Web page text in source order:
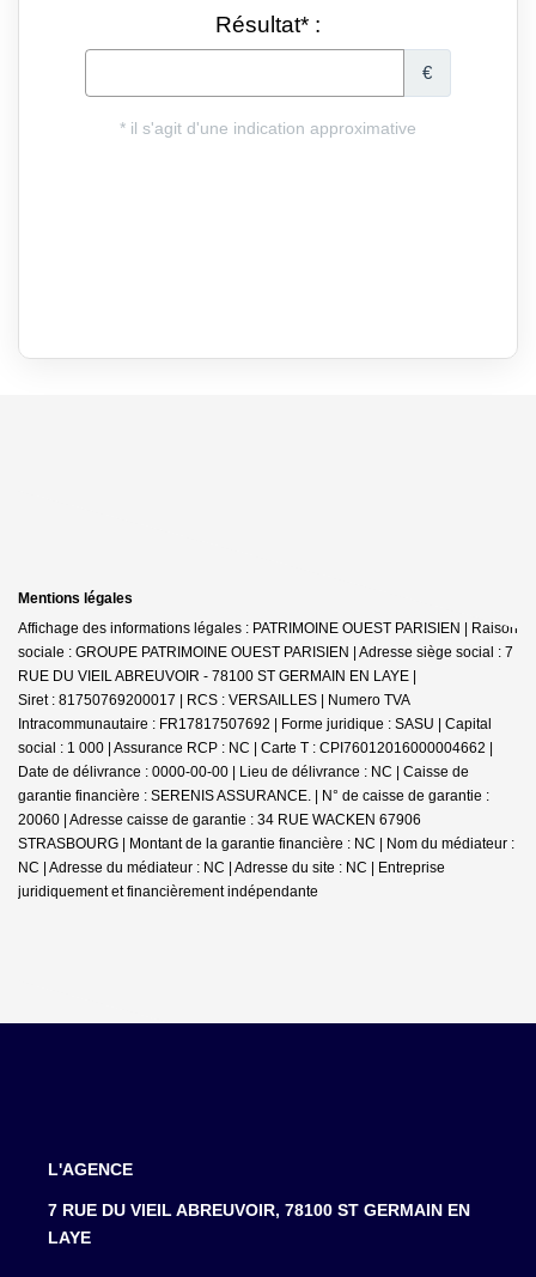
Mentions légales
Affichage des informations légales : PATRIMOINE OUEST PARISIEN | Raison
sociale : GROUPE PATRIMOINE OUEST PARISIEN | Adresse siège social : 7
RUE DU VIEIL ABREUVOIR - 78100 ST GERMAIN EN LAYE |
Siret : 81750769200017 | RCS : VERSAILLES | Numero TVA
Intracommunautaire : FR17817507692 | Forme juridique : SASU | Capital
social : 1 000 | Assurance RCP : NC | Carte T : CPI76012016000004662 |
Date de délivrance : 0000-00-00 | Lieu de délivrance : NC | Caisse de
garantie financière : SERENIS ASSURANCE. | N° de caisse de garantie :
20060 | Adresse caisse de garantie : 34 RUE WACKEN 67906
STRASBOURG | Montant de la garantie financière : NC | Nom du médiateur :
NC | Adresse du médiateur : NC | Adresse du site : NC | Entreprise
juridiquement et financièrement indépendante
L'AGENCE
7 RUE DU VIEIL ABREUVOIR, 78100 ST GERMAIN EN
LAYE